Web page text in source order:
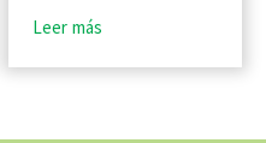
Leer más